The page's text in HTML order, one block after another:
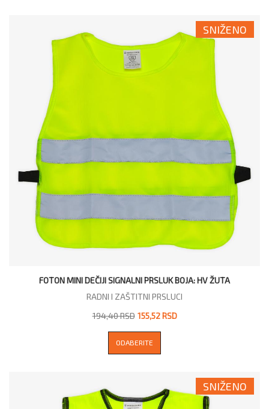
SNIŽENO
FOTON MINI DEČIJI SIGNALNI PRSLUK BOJA: HV ŽUTA
RADNI I ZAŠTITNI PRSLUCI
194,40 RSD 155,52 RSD
ODABERITE
SNIŽENO